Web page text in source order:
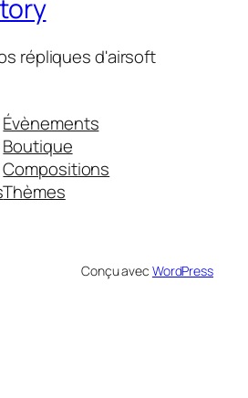
répliques d'airsoft
Évènements
Boutique
Compositions
Thèmes
Conçu avec WordPress